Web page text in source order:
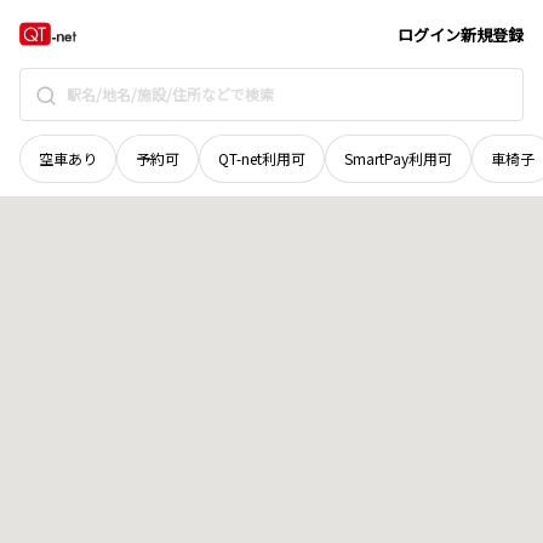
ログイン新規登録
空車あり 予約可 QT-net利用可 SmartPay利用可 車椅子
長野県